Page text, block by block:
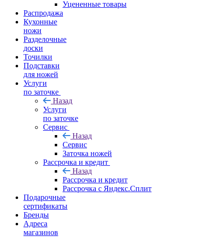
Уцененные товары
Распродажа
Кухонные
ножи
Разделочные
доски
Точилки
Подставки
для ножей
Услуги
по заточке
Назад
Услуги
по заточке
Сервис
Назад
Сервис
Заточка ножей
Рассрочка и кредит
Назад
Рассрочка и кредит
Рассрочка с Яндекс.Сплит
Подарочные
сертификаты
Бренды
Адреса
магазинов